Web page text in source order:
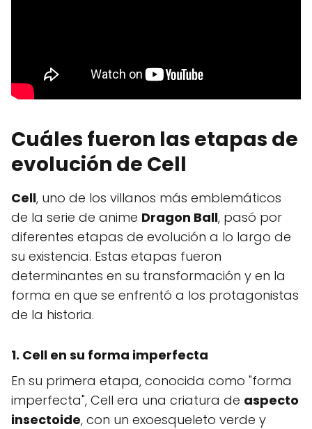
Cuáles fueron las etapas de
evolución de Cell
Cell, uno de los villanos más emblemáticos
de la serie de anime Dragon Ball, pasó por
diferentes etapas de evolución a lo largo de
su existencia. Estas etapas fueron
determinantes en su transformación y en la
forma en que se enfrentó a los protagonistas
de la historia.
1. Cell en su forma imperfecta
En su primera etapa, conocida como "forma
imperfecta", Cell era una criatura de aspecto
insectoide, con un exoesqueleto verde y